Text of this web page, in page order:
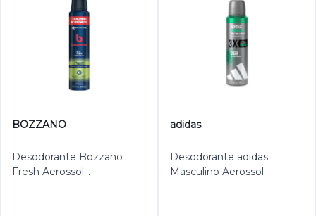
BOZZANO
Desodorante Bozzano
Fresh Aerossol
adidas
Desodorante adidas
Masculino Aerossol